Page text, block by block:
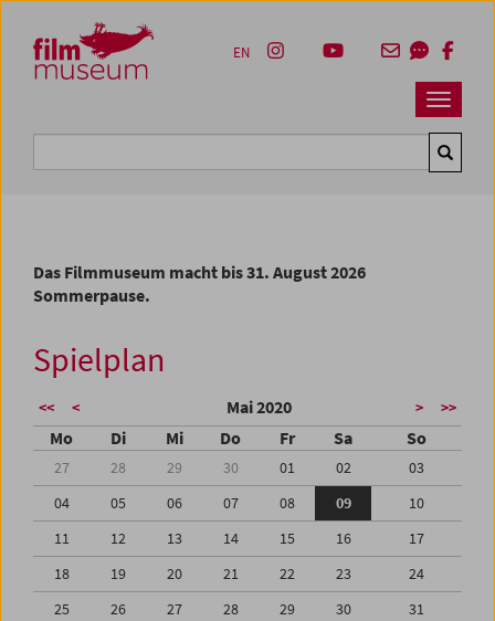
Zum Inhalt
Zum Hauptmenü
Zur Servicenavigation
Zum Suche
Navbar
EN
Das Filmmuseum macht bis 31. August 2026
Sommerpause.
Spielplan
<< < Mai 2020 > >>
Mo Di Mi Do Fr Sa So
27 28 29 30 01 02
03
04
05 06 07 08 09
10
11
12 13 14 15 16
17
18
19 20 21 22 23
24
25
26 27 28 29 30
31